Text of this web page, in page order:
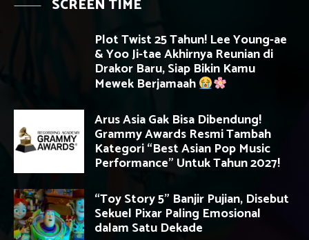
SCREEN TIME
Plot Twist 25 Tahun! Lee Young-ae
& Yoo Ji-tae Akhirnya Reunian di
Drakor Baru, Siap Bikin Kamu
Mewek Berjamaah
Arus Asia Gak Bisa Dibendung!
Grammy Awards Resmi Tambah
Kategori “Best Asian Pop Music
Performance” Untuk Tahun 2027!
“Toy Story 5” Banjir Pujian, Disebut
Sekuel Pixar Paling Emosional
dalam Satu Dekade